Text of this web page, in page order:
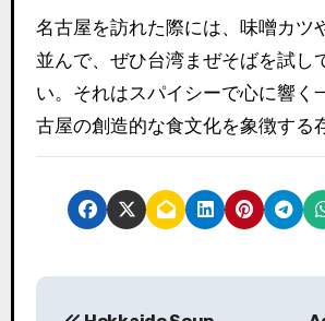
名古屋を訪れた際には、味噌カツ
並んで、ぜひ台湾まぜそばを試し
い。それはスパイシーで心に響く
古屋の創造的な食文化を象徴する